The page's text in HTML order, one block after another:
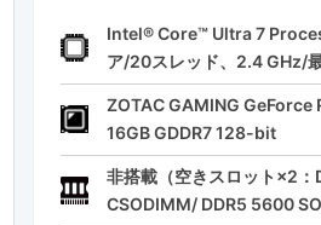
Intel® Core™ Ultra 7
ア/20スレッド、2.4 GHz/
ZOTAC GAMING GeForce
16GB GDDR7 128-bit
非搭載（空きスロット×2
CSODIMM/ DDR5 5600